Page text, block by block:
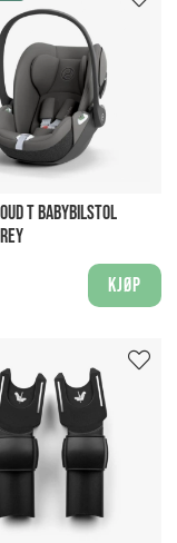
T BABYBILSTOL
Kjøp